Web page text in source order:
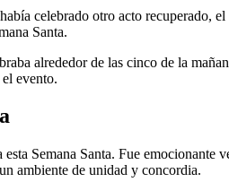
celebrado otro acto recuperado,
Santa.
alrededor de las cinco de la
evento.
Semana Santa. Fue emocionante
ambiente de unidad y concordia.